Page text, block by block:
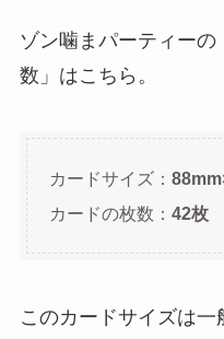
ゾン噛まパーティー
数」はこちら。
カードサイズ：
カードの枚数： 42枚
このカードサイズは